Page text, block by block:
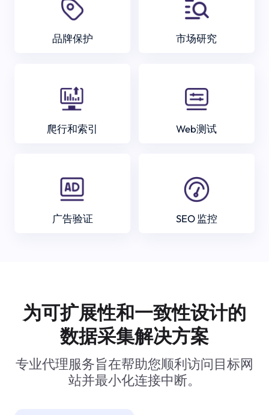
品牌保护 市场研究
爬行和索引 Web测试
广告验证 SEO 监控
为可扩展性和一致性设计的
数据采集解决方案
专业代理服务旨在帮助您顺利访问目标网
站并最小化连接中断。